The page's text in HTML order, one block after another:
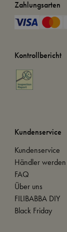
Zahlungsarten
Kontrollbericht
Kundenservice
Kundenservice
Händler werden
FAQ
Über uns
FILIBABBA DIY
Black Friday